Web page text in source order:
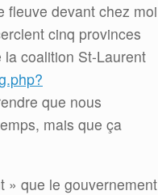
fleuve devant chez moi
cinq provinces
la coalition St-Laurent
que nous
mais que ça
» que le gouvernement